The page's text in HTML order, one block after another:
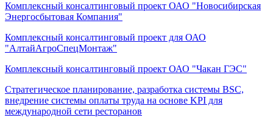
Комплексный консалтинговый проект ОАО "Новосибирская
Энергосбытовая Компания"
Комплексный консалтинговый проект для ОАО
"АлтайАгроСпецМонтаж"
Комплексный консалтинговый проект ОАО "Чакан ГЭС"
Стратегическое планирование, разработка системы BSC,
внедрение системы оплаты труда на основе KPI для
международной сети ресторанов